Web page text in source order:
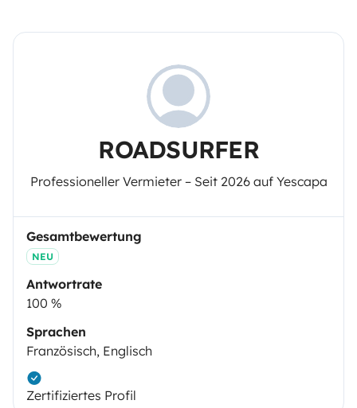
ROADSURFER
Professioneller Vermieter – Seit 2026 auf Yescapa
Gesamtbewertung
NEU
Antwortrate
100 %
Sprachen
Französisch, Englisch
Zertifiziertes Profil